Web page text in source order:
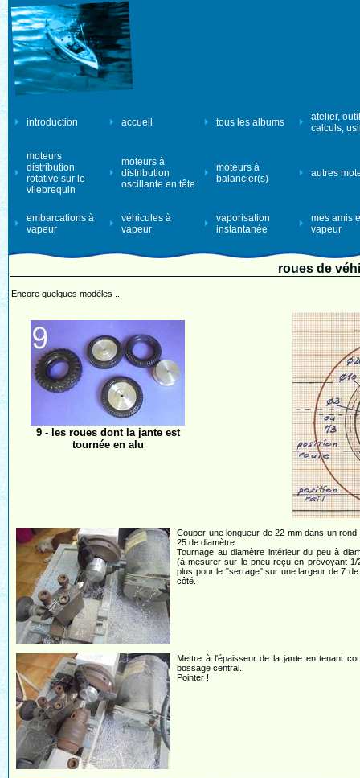
introduction accueil tous les albums
atelier,
calculs,
moteurs
distribution
rotative sur le
vilebrequin
moteurs à
distribution
oscillante en tête
moteurs à
balancier(s)
autres
embarcations à
vapeur
véhicules à
vapeur
vaporisation
instantanée
mes amis
vapeur
roues de
Encore quelques modèles ...
9 - les roues dont la jante est
tournée en alu
Couper une longueur de 22 mm dans un rond
25 de diamètre.
Tournage au diamètre intérieur du peu à
(à mesurer sur le pneu reçu en prévoyant 1/
plus pour le "serrage" sur une largeur de 7 de
côté.
Mettre à l'épaisseur de la jante en tenant
bossage central.
Pointer !